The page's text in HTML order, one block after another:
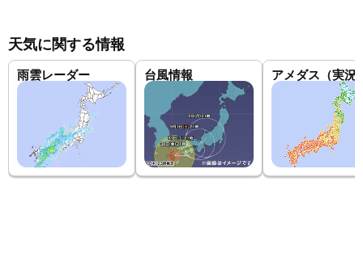
福島県南相馬市原町区
伊達市保原町
福島県南会津郡只見町新
南会津町田島
南会津町阿賀川上流域
御池観音＠会津坂下
福島県会津坂下町
金山町
福島県大沼郡会津美里町
西郷村（にしごうむら）
中島村浦原
西白河郡中島村
西白河郡矢吹町
矢吹町
棚倉町天王内
天気に関する情報
雨雲レーダー 台風情報 アメダス（実況